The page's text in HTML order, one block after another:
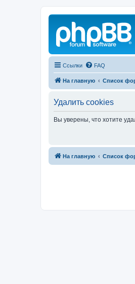
Ссылки FAQ
На главную Список
Удалить cookies
Вы уверены, что хотите
На главную Список